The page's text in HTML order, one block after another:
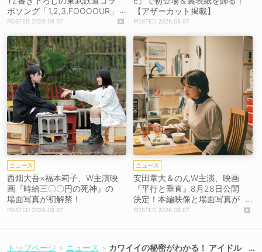
ボソング「1,2,3,FOOOOUR」
をリリース＆MV公開！
2026.08.07
【アザーカット掲載】
2026.08.07
ニュース
西畑大吾×福本莉子、W主演映
画『時給三〇〇円の死神』の
場面写真が初解禁！
2026.08.07
ニュース
安田章大＆のんW主演、映画
『平行と垂直』8月28日公開
決定！本編映像と場面写真が
初解禁！2026.08.07
トップページ ニュース カワイイの秘密がわかる！ アイドル